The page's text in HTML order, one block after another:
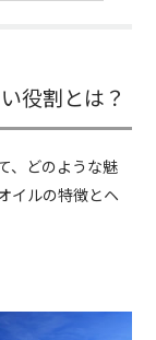
役割とは？
、どのような魅
イルの特徴とヘ